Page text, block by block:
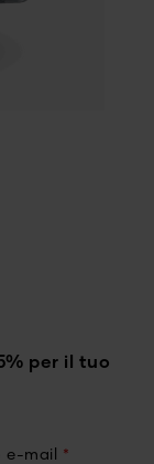
per il tuo
e-mail *